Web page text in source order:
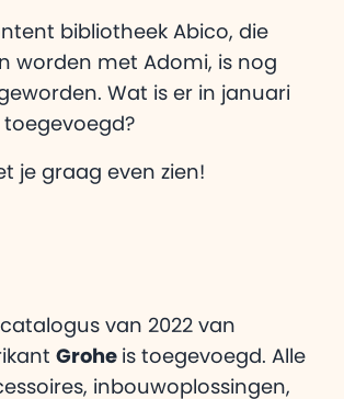
bibliotheek Abico, die
worden met Adomi, is nog
Wat is er in januari
toegevoegd?
je graag even zien!
van 2022 van
Grohe is toegevoegd. Alle
inbouwoplossingen,